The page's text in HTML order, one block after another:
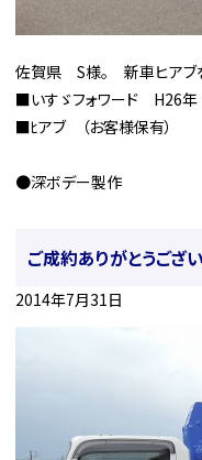
佐賀県 S様。 新車ヒアブ
■いすゞフォワード H26
■ﾋアブ （お客様保有）
●深ボデー製作
ご成約ありがとうござ
2014年7月31日